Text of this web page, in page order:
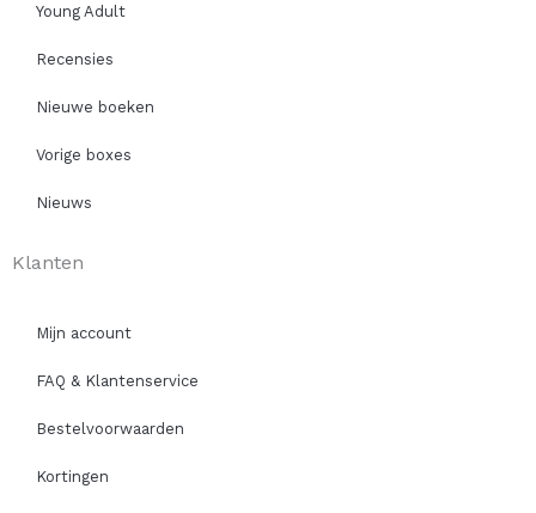
Young Adult
Recensies
Nieuwe boeken
Vorige boxes
Nieuws
Klanten
Mijn account
FAQ & Klantenservice
Bestelvoorwaarden
Kortingen